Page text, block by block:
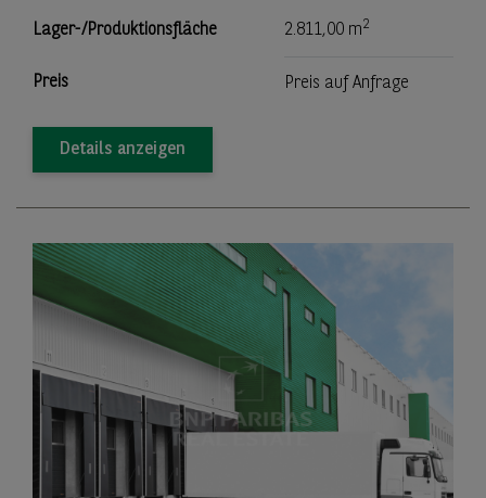
Lager-/Produktionsfläche 2.811,00 m2
Preis Preis auf Anfrage
Details anzeigen